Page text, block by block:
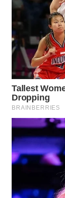
SAMOSIR
WN
PADANG
LAWAS
WN
SUMEDANG
WN
CIANJUR
SERIBU